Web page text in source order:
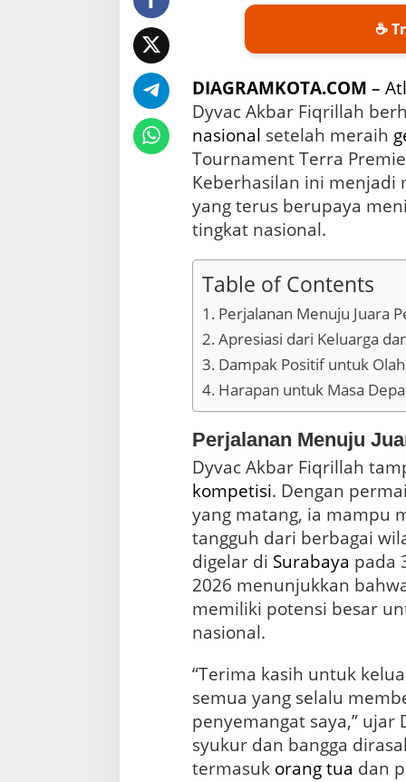
g
k
a
n
A
t
e
t
l
t
a
r
d
i
K
a
n
c
a
h
N
a
s
i
n
a
☕
DIAGRAMKOTA.COM –
Dyvac Akbar Fiqrillah
nasional setelah meraih
Tournament Terra
Keberhasilan ini menjadi
yang terus berupaya
tingkat nasional.
Table of Contents
Perjalanan Menuju Juara
Apresiasi dari Keluarga
Dampak Positif untuk
Harapan untuk Masa
Perjalanan Menuju
Dyvac Akbar Fiqrillah
kompetisi. Dengan
yang matang, ia mampu
tangguh dari berbagai
digelar di Surabaya pada
2026 menunjukkan
memiliki potensi besar
nasional.
“Terima kasih untuk
semua yang selalu
penyemangat saya,” ujar
syukur dan bangga
termasuk orang tua dan